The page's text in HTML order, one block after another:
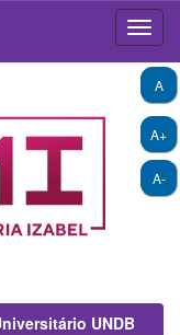
A+
A-
A
UNDB